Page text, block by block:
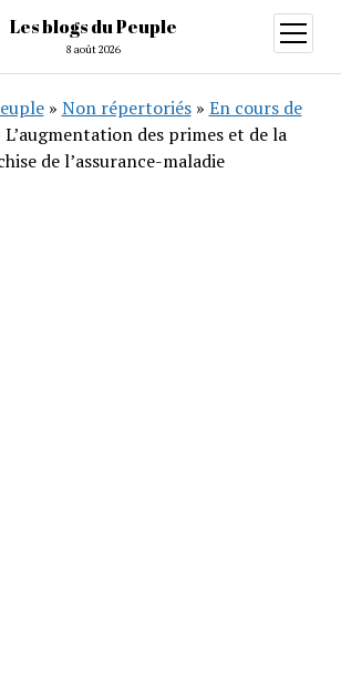
Les blogs du Peuple
8 août 2026
ouvrir
menu
» Non répertoriés» En cours de
L’augmentation des primes et de la
de l’assurance-maladie